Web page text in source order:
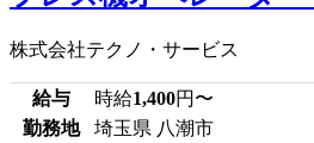
株式会社テクノ・サービス
給与 時給1,400円〜
勤務地
埼玉県 八潮市